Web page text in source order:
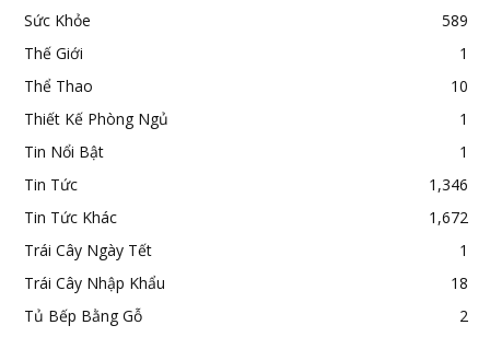
Sức Khỏe
589
Thế Giới
1
Thể Thao
10
Thiết Kế Phòng Ngủ
1
Tin Nổi Bật
1
Tin Tức
1,346
Tin Tức Khác
1,672
Trái Cây Ngày Tết
1
Trái Cây Nhập Khẩu
18
Tủ Bếp Bằng Gỗ
2